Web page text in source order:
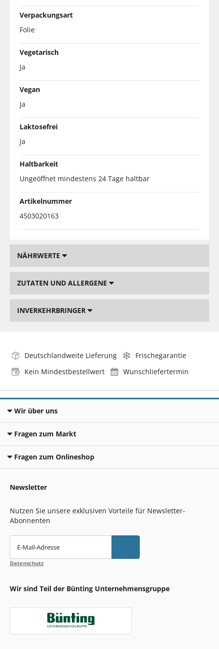
Verpackungsart
Folie
Vegetarisch
Ja
Vegan
Ja
Laktosefrei
Ja
Haltbarkeit
Ungeöffnet mindestens 24 Tage haltbar
Artikelnummer
4503020163
NÄHRWERTE
ZUTATEN UND ALLERGENE
INVERKEHRBRINGER
Deutschlandweite Lieferung
Frischegarantie
Kein Mindestbestellwert
Wunschliefertermin
Wir über uns
Fragen zum Markt
Fragen zum Onlineshop
Newsletter
Nutzen Sie unsere exklusiven Vorteile für Newsletter-
Abonnenten
E-Mail-Adresse
Datenschutz
Wir sind Teil der Bünting Unternehmensgruppe